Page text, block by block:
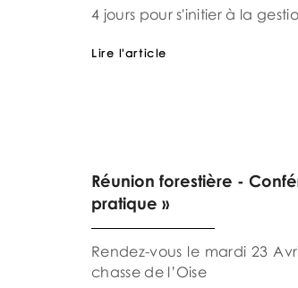
4 jours pour s'initier à la
Lire l'article
Réunion forestière -
pratique »
Rendez-vous le mardi 23
chasse de l’Oise